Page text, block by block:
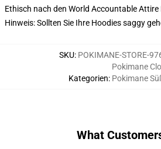
Ethisch nach den World Accountable
Hinweis: Sollten Sie Ihre Hoodies saggy
SKU: POKIMANE-STORE-
Kategorien:
Pokimane
Pokimane
What